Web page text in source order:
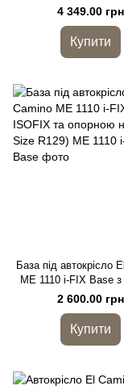
Size R129 (40–87
автолюлька
4 349.00 грн
Купити
База під автокрісло
ME 1110 i-FIX Base
та опорною ногою (i-
2 600.00 грн
Купити